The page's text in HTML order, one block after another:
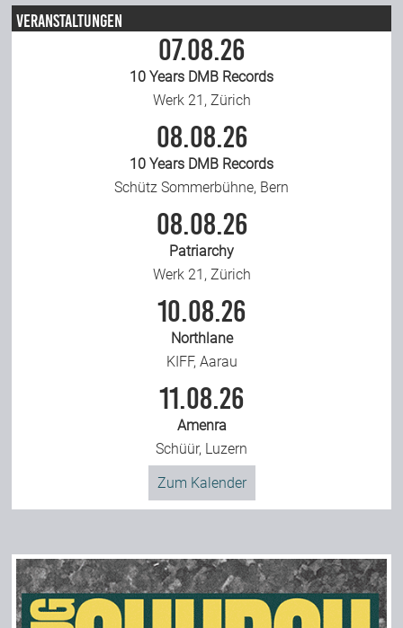
Veranstaltungen
07.08.26
10 Years DMB Records
Werk 21, Zürich
08.08.26
10 Years DMB Records
Schütz Sommerbühne, Bern
08.08.26
Patriarchy
Werk 21, Zürich
10.08.26
Northlane
KIFF, Aarau
11.08.26
Amenra
Schüür, Luzern
Zum Kalender